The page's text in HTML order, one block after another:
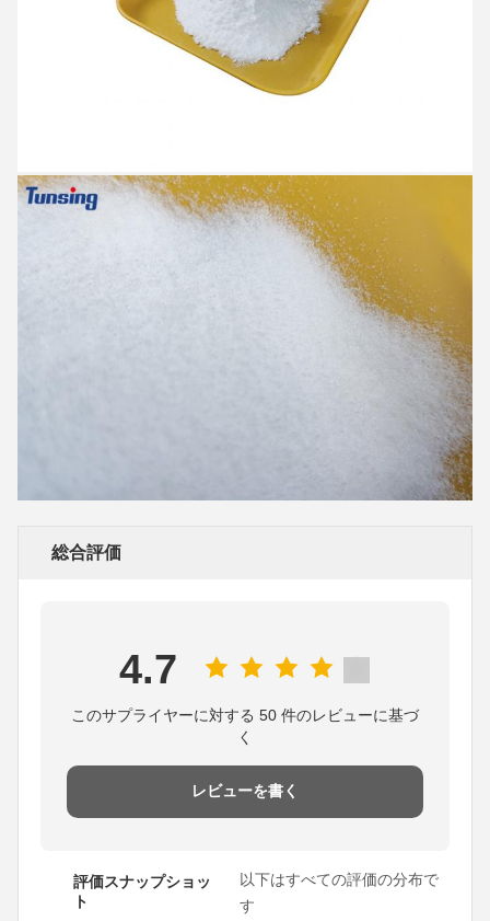
総合評価
4.7
このサプライヤーに対する 50 件のレビューに基づ
く
レビューを書く
評価スナップショッ
ト
以下はすべての評価の分布で
す